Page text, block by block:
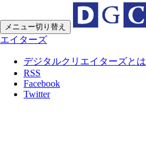
メニュー切り替え
エイターズ
デジタルクリエイターズとは
RSS
Facebook
Twitter